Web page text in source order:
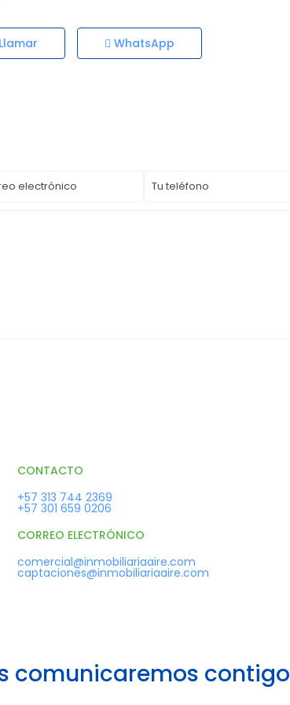
Llamar WhatsApp
CONTACTO
+57 313 744 2369
+57 301 659 0206
CORREO ELECTRÓNICO
comercial@inmobiliariaaire.com
captaciones@inmobiliariaaire.com
comunicaremos contigo